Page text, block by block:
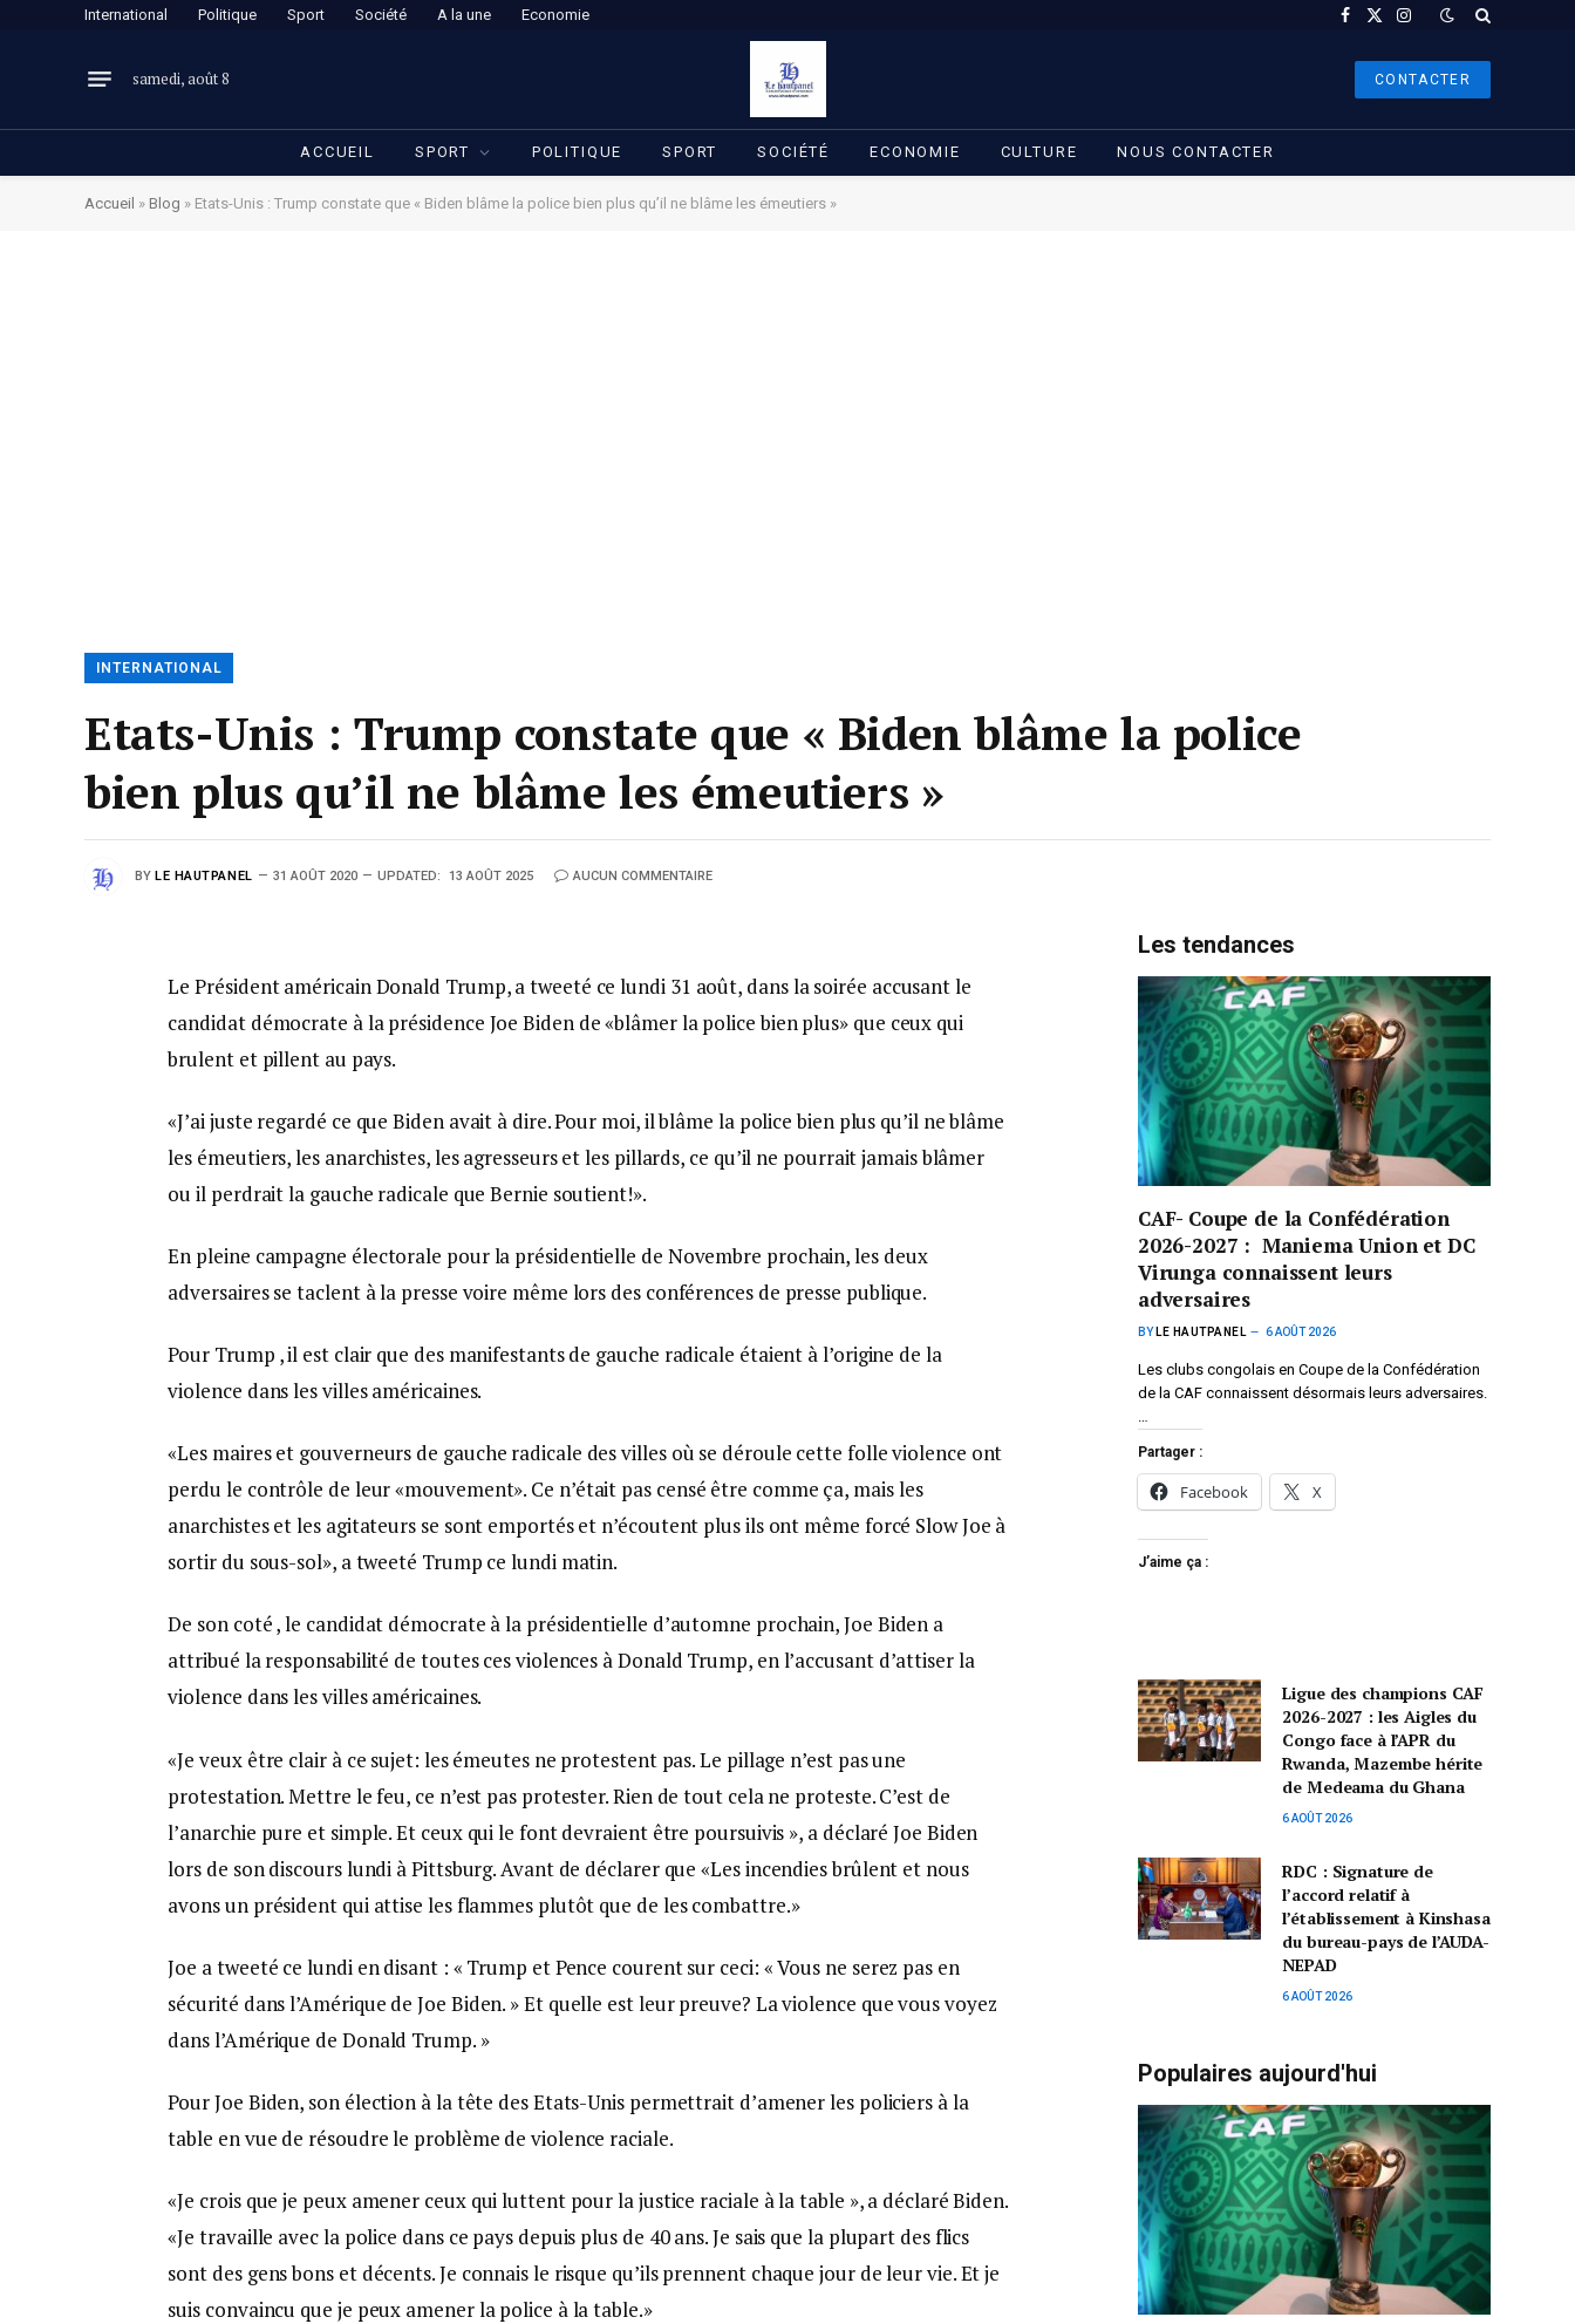
International Politique Sport Société A la une Economie Facebook
X
Instagram
samedi, août 8 CONTACTER
ACCUEIL SPORT POLITIQUE SPORT SOCIÉTÉ ECONOMIE CULTURE NOUS CONTACTER
Accueil » Blog » Etats-Unis : Trump constate que « Biden blâme la police bien plus qu’il ne blâme les émeutiers »
INTERNATIONAL
Etats-Unis : Trump constate que « Biden blâme la police
bien plus qu’il ne blâme les émeutiers »
BY LE HAUTPANEL 31 AOÛT 2020 UPDATED: 13 AOÛT 2025 AUCUN COMMENTAIRE
Le Président américain Donald Trump, a tweeté ce lundi 31 août, dans la soirée accusant le
candidat démocrate à la présidence Joe Biden de «blâmer la police bien plus» que ceux qui
brulent et pillent au pays.
«J’ai juste regardé ce que Biden avait à dire. Pour moi, il blâme la police bien plus qu’il ne blâme
les émeutiers, les anarchistes, les agresseurs et les pillards, ce qu’il ne pourrait jamais blâmer
ou il perdrait la gauche radicale que Bernie soutient!».
En pleine campagne électorale pour la présidentielle de Novembre prochain, les deux
adversaires se taclent à la presse voire même lors des conférences de presse publique.
Pour Trump , il est clair que des manifestants de gauche radicale étaient à l’origine de la
violence dans les villes américaines.
«Les maires et gouverneurs de gauche radicale des villes où se déroule cette folle violence ont
perdu le contrôle de leur «mouvement». Ce n’était pas censé être comme ça, mais les
anarchistes et les agitateurs se sont emportés et n’écoutent plus ils ont même forcé Slow Joe à
sortir du sous-sol», a tweeté Trump ce lundi matin.
De son coté , le candidat démocrate à la présidentielle d’automne prochain, Joe Biden a
attribué la responsabilité de toutes ces violences à Donald Trump, en l’accusant d’attiser la
violence dans les villes américaines.
«Je veux être clair à ce sujet: les émeutes ne protestent pas. Le pillage n’est pas une
protestation. Mettre le feu, ce n’est pas protester. Rien de tout cela ne proteste. C’est de
l’anarchie pure et simple. Et ceux qui le font devraient être poursuivis », a déclaré Joe Biden
lors de son discours lundi à Pittsburg. Avant de déclarer que «Les incendies brûlent et nous
avons un président qui attise les flammes plutôt que de les combattre.»
Joe a tweeté ce lundi en disant : « Trump et Pence courent sur ceci: « Vous ne serez pas en
sécurité dans l’Amérique de Joe Biden. » Et quelle est leur preuve? La violence que vous voyez
dans l’Amérique de Donald Trump. »
Pour Joe Biden, son élection à la tête des Etats-Unis permettrait d’amener les policiers à la
table en vue de résoudre le problème de violence raciale.
«Je crois que je peux amener ceux qui luttent pour la justice raciale à la table », a déclaré Biden.
«Je travaille avec la police dans ce pays depuis plus de 40 ans. Je sais que la plupart des flics
sont des gens bons et décents. Je connais le risque qu’ils prennent chaque jour de leur vie. Et je
suis convaincu que je peux amener la police à la table.»
Les tendances
CAF- Coupe de la Confédération
2026-2027 : Maniema Union et DC
Virunga connaissent leurs
adversaires
BY LE HAUTPANEL 6 AOÛT 2026
Les clubs congolais en Coupe de la Confédération
de la CAF connaissent désormais leurs adversaires.
…
Partager :
Facebook X
J’aime ça :
Ligue des champions CAF
2026-2027 : les Aigles du
Congo face à l’APR du
Rwanda, Mazembe hérite
de Medeama du Ghana
6 AOÛT 2026
RDC : Signature de
l’accord relatif à
l’établissement à Kinshasa
du bureau-pays de l’AUDA-
NEPAD
6 AOÛT 2026
Populaires aujourd'hui